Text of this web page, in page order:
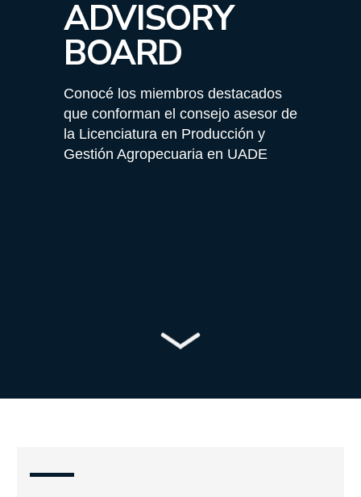
ADVISORY
BOARD
Conocé los miembros destacados
que conforman el consejo asesor de
la Licenciatura en Producción y
Gestión Agropecuaria en UADE